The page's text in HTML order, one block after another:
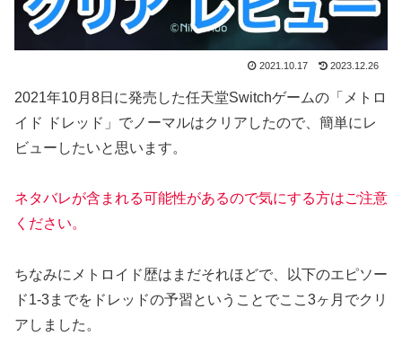
2021.10.17 2023.12.26
2021年10月8日に発売した任天堂Switchゲームの「メトロ
イド ドレッド」でノーマルはクリアしたので、簡単にレ
ビューしたいと思います。
ネタバレが含まれる可能性があるので気にする方はご注意
ください。
ちなみにメトロイド歴はまだそれほどで、以下のエピソー
ド1-3までをドレッドの予習ということでここ3ヶ月でクリ
アしました。